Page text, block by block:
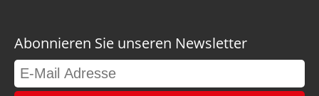
Abonnieren Sie unseren Newsletter